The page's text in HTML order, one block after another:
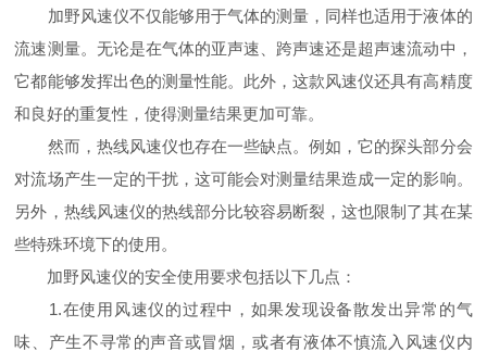
加野风速仪不仅能够用于气体的测量，同样也适用于液体的
流速测量。无论是在气体的亚声速、跨声速还是超声速流动中，
它都能够发挥出色的测量性能。此外，这款风速仪还具有高精度
和良好的重复性，使得测量结果更加可靠。
然而，热线风速仪也存在一些缺点。例如，它的探头部分会
对流场产生一定的干扰，这可能会对测量结果造成一定的影响。
另外，热线风速仪的热线部分比较容易断裂，这也限制了其在某
些特殊环境下的使用。
加野风速仪的安全使用要求包括以下几点：
1.在使用风速仪的过程中，如果发现设备散发出异常的气
味、产生不寻常的声音或冒烟，或者有液体不慎流入风速仪内